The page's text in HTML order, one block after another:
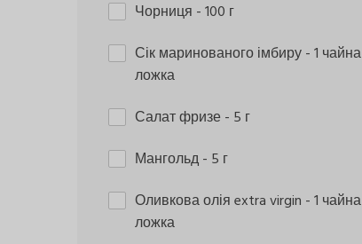
Чорниця - 100 г
Сік маринованого імбиру- 1 чайна
ложка
Салат фризе- 5 г
Мангольд- 5 г
Оливкова олія extra virgin - 1 чайна
ложка